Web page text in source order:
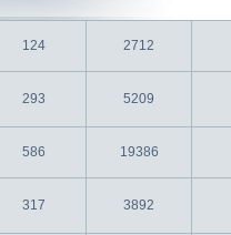
124 2712
293 5209
586 19386
317 3892